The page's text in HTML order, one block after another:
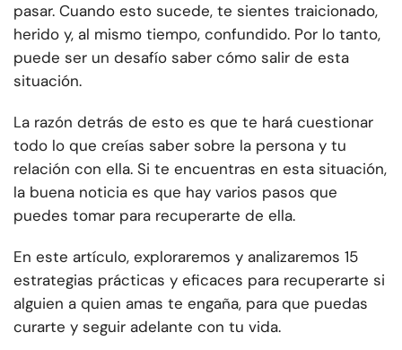
pasar. Cuando esto sucede, te sientes traicionado,
herido y, al mismo tiempo, confundido. Por lo tanto,
puede ser un desafío saber cómo salir de esta
situación.
La razón detrás de esto es que te hará cuestionar
todo lo que creías saber sobre la persona y tu
relación con ella. Si te encuentras en esta situación,
la buena noticia es que hay varios pasos que
puedes tomar para recuperarte de ella.
En este artículo, exploraremos y analizaremos 15
estrategias prácticas y eficaces para recuperarte si
alguien a quien amas te engaña, para que puedas
curarte y seguir adelante con tu vida.